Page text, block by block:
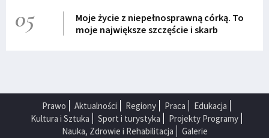
05
Moje życie z niepełnosprawną córką. To
moje największe szczęście i skarb
Prawo Aktualności Regiony Praca
Edukacja
Kultura i Sztuka
Sport i turystyka
Projekty Programy
Nauka, Zdrowie i Rehabilitacja
Galerie